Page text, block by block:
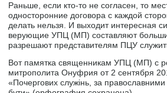
Раньше, если кто-то не согласен, то
односторонние договора с каждой
делать нельзя. И выходит интересная
верующие УПЦ (МП) составляют
разрешают представителям ПЦУ
Вот памятка священникам УПЦ (МП) с
митрополита Онуфрия от 2 сентября
«Почергових служінь, за